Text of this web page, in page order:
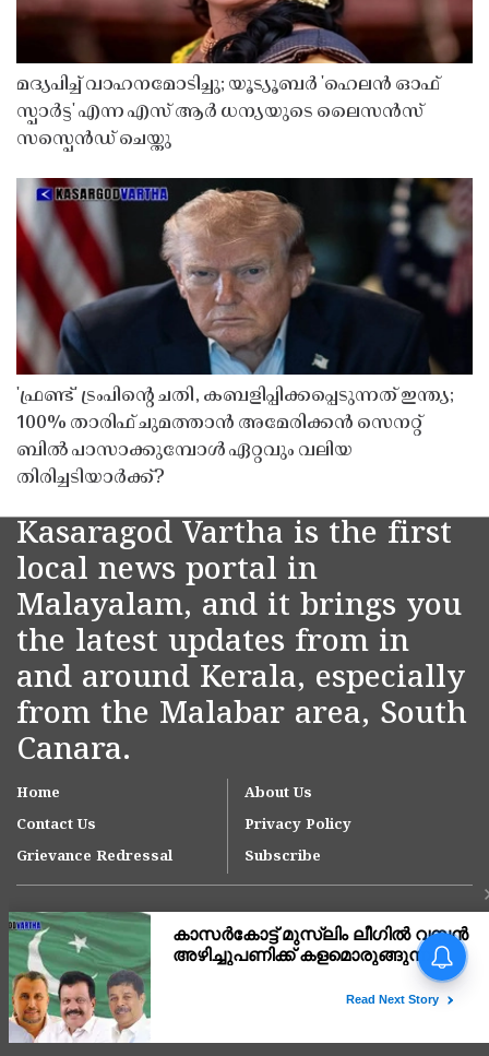
മദ്യപിച്ച് വാഹനമോടിച്ചു; യൂട്യൂബർ 'ഹെലൻ ഓഫ്
സ്പാർട്ട' എന്ന എസ് ആർ ധന്യയുടെ ലൈസൻസ്
സസ്പെൻഡ് ചെയ്തു ​​​​​​​
'ഫ്രണ്ട്' ട്രംപിന്റെ ചതി, കബളിപ്പിക്കപ്പെടുന്നത് ഇന്ത്യ;
100% താരിഫ് ചുമത്താൻ അമേരിക്കൻ സെനറ്റ്
ബിൽ പാസാക്കുമ്പോൾ ഏറ്റവും വലിയ
തിരിച്ചടിയാർക്ക്?
Kasaragod Vartha is the first
local news portal in
Malayalam, and it brings you
the latest updates from in
and around Kerala, especially
from the Malabar area, South
Canara.
Home
About Us
Contact Us
Privacy Policy
Grievance Redressal
Subscribe
Copyright © 2007-